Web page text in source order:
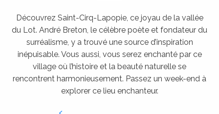
Découvrez Saint-Cirq-Lapopie, ce joyau de la vallée
du Lot. André Breton, le célèbre poète et fondateur du
surréalisme, y a trouvé une source d’inspiration
inépuisable. Vous aussi, vous serez enchanté par ce
village où l’histoire et la beauté naturelle se
rencontrent harmonieusement. Passez un week-end à
explorer ce lieu enchanteur.